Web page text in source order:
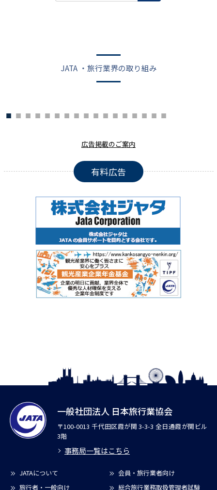
JATA ・旅行業界の取り組み
広告掲載のご案内
有料広告
一般社団法人 日本旅行業協会
〒100-0013 千代田区霞が関 3-3-3 全日通霞が関ビル
3階
事務局一覧はこちら
JATAについて
会員・旅行業者向け
旅行者・一般向け
総合旅行業務取扱管理者試験